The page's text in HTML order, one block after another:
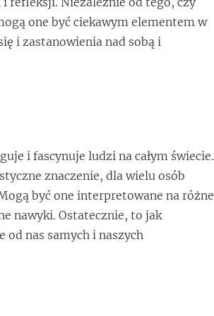
one być ciekawym elementem w
i zastanowienia nad sobą i
i fascynuje ludzi na całym świecie.
znaczenie, dla wielu osób
być one interpretowane na różne
nawyki. Ostatecznie, to jak
od nas samych i naszych